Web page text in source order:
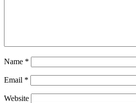
Name *
Email *
Website